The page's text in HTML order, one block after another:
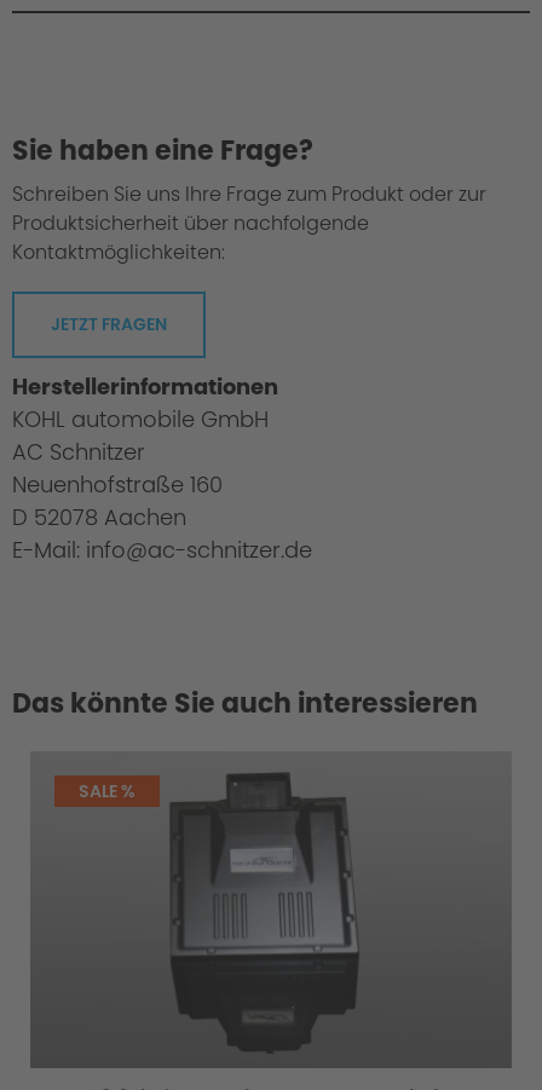
Sie haben eine Frage?
Schreiben Sie uns Ihre Frage zum Produkt oder zur
Produktsicherheit über nachfolgende
Kontaktmöglichkeiten:
JETZT FRAGEN
Herstellerinformationen
KOHL automobile GmbH
AC Schnitzer
Neuenhofstraße 160
D 52078 Aachen
E-Mail: info@ac-schnitzer.de
Das könnte Sie auch interessieren
SALE %